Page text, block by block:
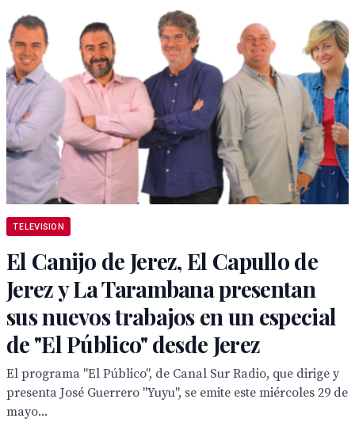
TELEVISION
El Canijo de Jerez, El Capullo de
Jerez y La Tarambana presentan
sus nuevos trabajos en un especial
de "El Público" desde Jerez
El programa "El Público", de Canal Sur Radio, que dirige y
presenta José Guerrero "Yuyu", se emite este miércoles 29 de
mayo...